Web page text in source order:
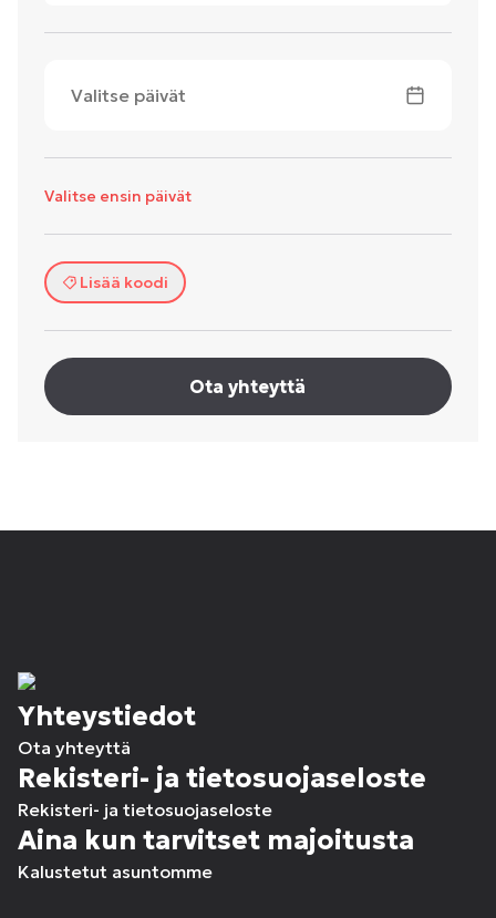
Valitse päivät
Valitse ensin päivät
Lisää koodi
Ota yhteyttä
Yhteystiedot
Ota yhteyttä
Rekisteri- ja tietosuojaseloste
Rekisteri- ja tietosuojaseloste
Aina kun tarvitset majoitusta
Kalustetut asuntomme